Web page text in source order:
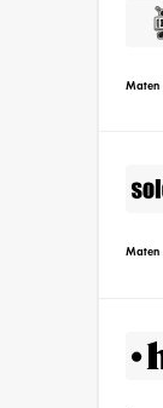
Maten
Maten